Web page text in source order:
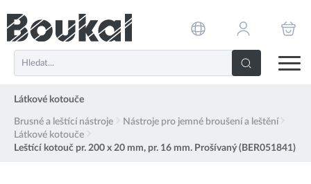
Látkové kotouče
Brusné a leštící nástroje
Nástroje pro jemné broušení a leštění
Látkové kotouče
Leštící kotouč pr. 200 x 20 mm, pr. 16 mm. Prošívaný (BER051841)